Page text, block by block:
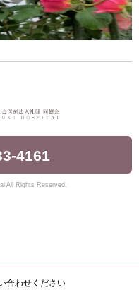
4161
All Rights Reserved.
合わせください